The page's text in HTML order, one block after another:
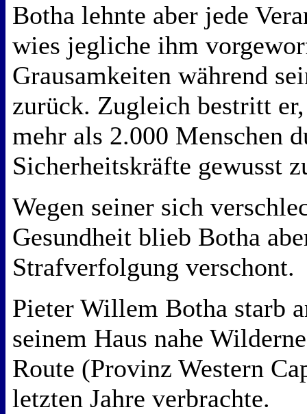
Botha lehnte aber jede
wies jegliche ihm
Grausamkeiten während
zurück. Zugleich bestritt
mehr als 2.000 Menschen
Sicherheitskräfte gewusst
Wegen seiner sich
Gesundheit blieb Botha
Strafverfolgung verschont.
Pieter Willem Botha starb
seinem Haus nahe
Route (Provinz Western
letzten Jahre verbrachte.